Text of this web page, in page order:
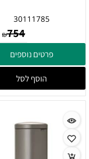
30111785
₪754
פרטים נוספים
הוסף לסל